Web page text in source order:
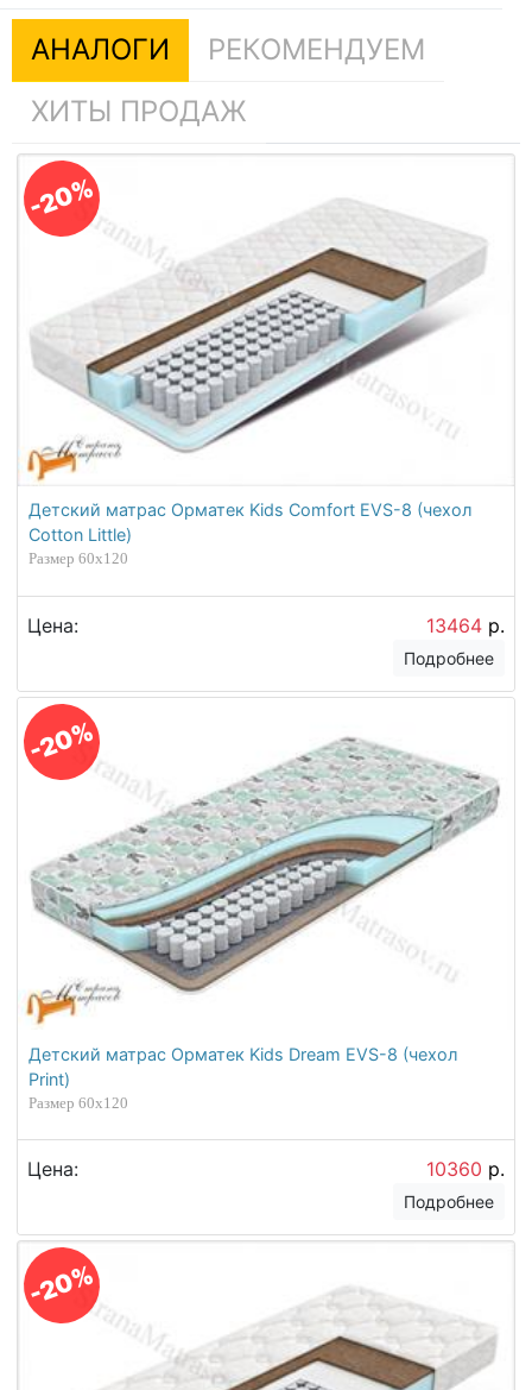
АНАЛОГИ
РЕКОМЕНДУЕМ
ХИТЫ ПРОДАЖ
-20%
Детский матрас Орматек Kids Comfort EVS-8 (чехол
Cotton Little)
Размер 60х120
Цена: 13464 р.
Подробнее
-20%
Детский матрас Орматек Kids Dream EVS-8 (чехол
Print)
Размер 60х120
Цена: 10360 р.
Подробнее
-20%